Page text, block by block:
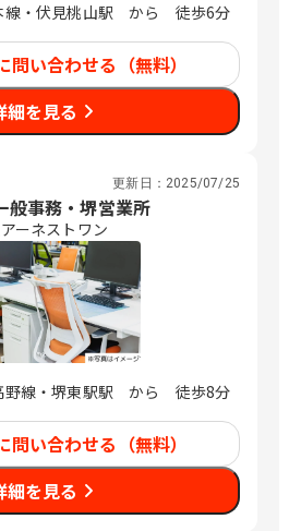
線・伏見桃山駅 から 徒歩6分
問い合わせる（無料）
細を見る
更新日： 2025/07/25
般事務・堺営業所
ーネストワン
野線・堺東駅駅 から 徒歩8分
問い合わせる（無料）
細を見る